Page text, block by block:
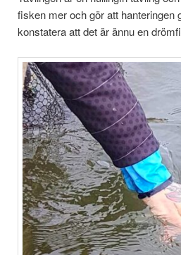
fisken mer och gör att
konstatera att det är ännu en